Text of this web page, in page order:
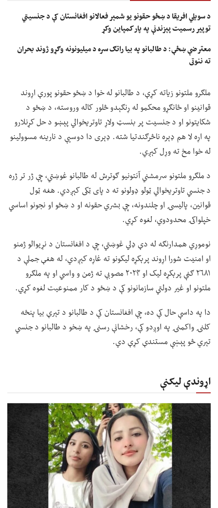
د سویلي افریقا د ښځو حقونو یو شمېر فعالانو افغانستان کې د جنسیتي
توپیر رسمیت پېزندنې په پار کمپاین وکړ
معترضې ښځې: د طالبانو په بیا راتګ سره د میلیونونه وګړو ژوند بحران
ته ننوتی
ملګرو ملتونو زیاته کړې، د طالبانو له خوا د ښځو حقونو پورې اړوند
قوانینو او ځانګړو محکمو له ړنګېدو څلور کاله وروسته، د ښځو د
شکایتونو او د جنسیت پر بنسټ ولاړ تاوتریخوالي پېښو د حل کړنلارو
په اړه لا هم ډېره ناڅرګندتیا شته. ډېری دا دوسیې د نارینه مسوولینو
له خوا مخ ته وړل کېږي.
د ملګرو ملتونو سرمشني آنتونیو ګوترش له طالبانو غوښتي، چې ژر تر ژره
د جنسي تاوتریخوالي ټولو ډولونو ته د پای ټکی کېږدي. هغه ټول
قوانین، پالیسۍ او چلندونه، چې بشري حقونه او د ښځو او نجونو اساسي
خپلواکۍ محدودوي، لغوه کړي.
نوموړي همدارنګه له دې ډلي غوښتي، چې د افغانستان د نړیوالو ژمنو
او امنیت شورا اړوند پرېکړه لیکونو ته غاړه کېږدي، له هغې جملې د
۲۶۸۱ ګڼې پرېکړه لیک او ۲۰۲۴ مصوبې ته ژمن و واسي او په ملګرو
ملتونو او غیر دولتي سازمانونو کې د ښځو د کار ممنوعیت لغوه کړي.
دا په داسې حال کې ده، چې افغانستان کې د طالبانو د تېرې بیا پنځه
کلنۍ واکمنۍ په اوږدو کې، رخشانې رسنۍ په ښخو د طالبانو د جنسي
تېري څو پېښې مستندې کړې دي.
اړوندې لیکنې